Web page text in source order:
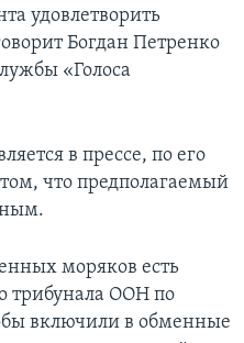
удовлетворить
Богдан Петренко
«Голоса
в прессе, по его
том, что предполагаемый
моряков есть
трибунала ООН по
включили в обменные